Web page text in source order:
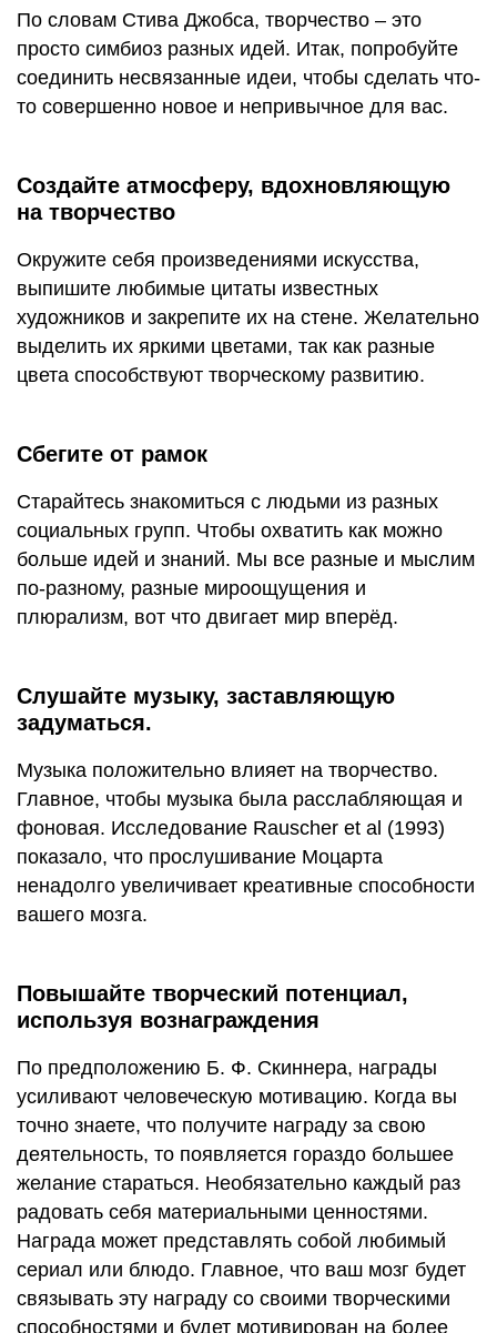
По словам Стива Джобса, творчество – это
просто симбиоз разных идей. Итак, попробуйте
соединить несвязанные идеи, чтобы сделать что-
то совершенно новое и непривычное для вас.
Создайте атмосферу, вдохновляющую
на творчество
Окружите себя произведениями искусства,
выпишите любимые цитаты известных
художников и закрепите их на стене. Желательно
выделить их яркими цветами, так как разные
цвета способствуют творческому развитию.
Сбегите от рамок
Старайтесь знакомиться с людьми из разных
социальных групп. Чтобы охватить как можно
больше идей и знаний. Мы все разные и мыслим
по-разному, разные мироощущения и
плюрализм, вот что двигает мир вперёд.
Слушайте музыку, заставляющую
задуматься.
Музыка положительно влияет на творчество.
Главное, чтобы музыка была расслабляющая и
фоновая. Исследование Rauscher et al (1993)
показало, что прослушивание Моцарта
ненадолго увеличивает креативные способности
вашего мозга.
Повышайте творческий потенциал,
используя вознаграждения
По предположению Б. Ф. Скиннера, награды
усиливают человеческую мотивацию. Когда вы
точно знаете, что получите награду за свою
деятельность, то появляется гораздо большее
желание стараться. Необязательно каждый раз
радовать себя материальными ценностями.
Награда может представлять собой любимый
сериал или блюдо. Главное, что ваш мозг будет
связывать эту награду со своими творческими
способностями и будет мотивирован на более